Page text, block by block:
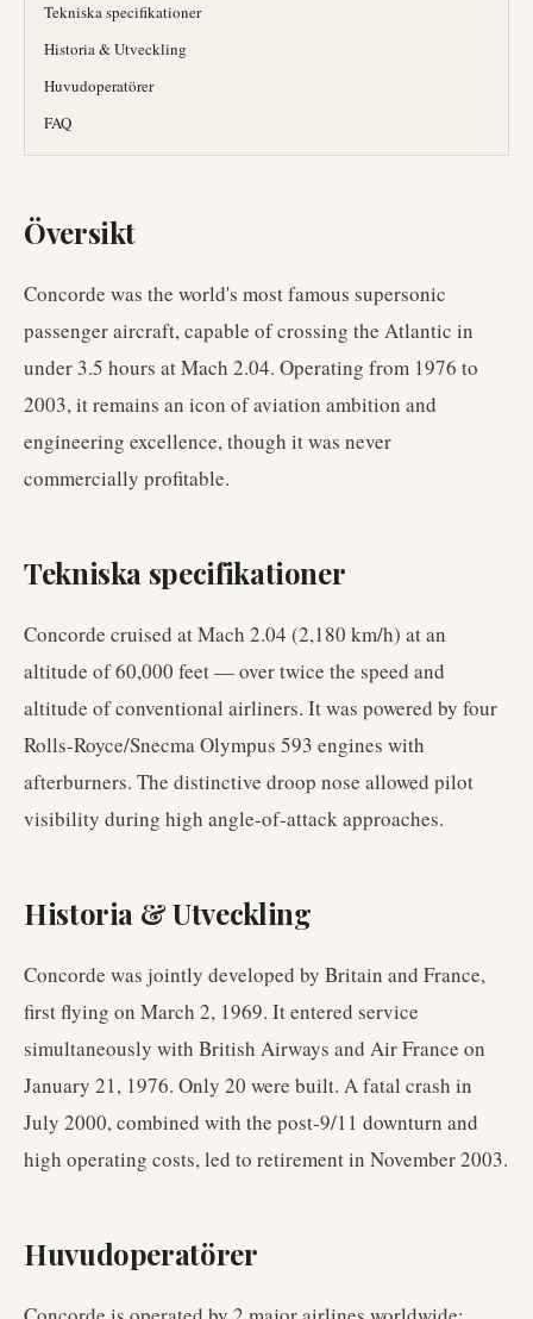
Tekniska specifikationer
Historia & Utveckling
Huvudoperatörer
FAQ
Översikt
Concorde was the world's most famous supersonic
passenger aircraft, capable of crossing the Atlantic in
under 3.5 hours at Mach 2.04. Operating from 1976 to
2003, it remains an icon of aviation ambition and
engineering excellence, though it was never
commercially profitable.
Tekniska specifikationer
Concorde cruised at Mach 2.04 (2,180 km/h) at an
altitude of 60,000 feet — over twice the speed and
altitude of conventional airliners. It was powered by four
Rolls-Royce/Snecma Olympus 593 engines with
afterburners. The distinctive droop nose allowed pilot
visibility during high angle-of-attack approaches.
Historia & Utveckling
Concorde was jointly developed by Britain and France,
first flying on March 2, 1969. It entered service
simultaneously with British Airways and Air France on
January 21, 1976. Only 20 were built. A fatal crash in
July 2000, combined with the post-9/11 downturn and
high operating costs, led to retirement in November 2003.
Huvudoperatörer